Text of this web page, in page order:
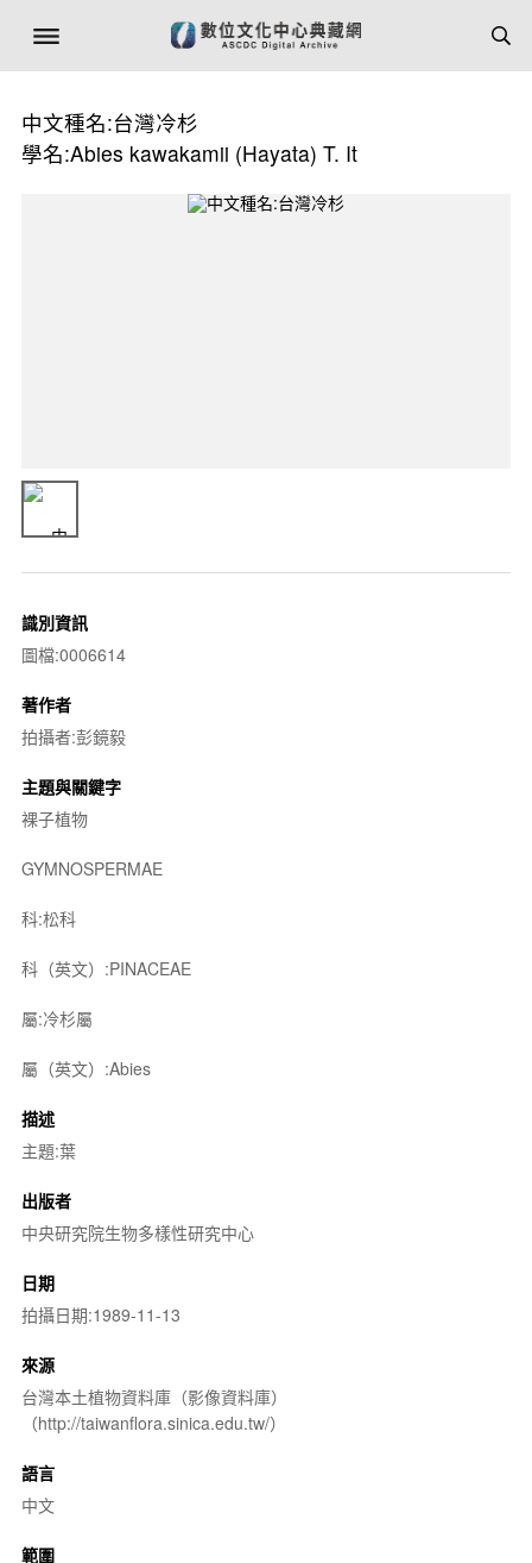
中文種名:台灣冷杉
學名:Abies kawakamii (Hayata) T. It￴
識別資訊
圖檔:0006614
著作者
拍攝者:彭鏡毅
主題與關鍵字
裸子植物
GYMNOSPERMAE
科:松科
科（英文）:PINACEAE
屬:冷杉屬
屬（英文）:Abies
描述
主題:葉
出版者
中央研究院生物多樣性研究中心
日期
拍攝日期:1989-11-13
來源
台灣本土植物資料庫（影像資料庫）
（http://taiwanflora.sinica.edu.tw/）
語言
中文
範圍